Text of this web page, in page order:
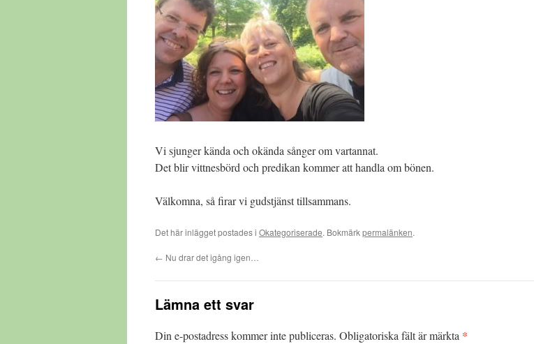
Vi sjunger kända och okända sånger om vartannat.
Det blir vittnesbörd och predikan kommer att handla om bönen.
Välkomna, så firar vi gudstjänst tillsammans.
Det här inlägget postades i Okategoriserade. Bokmärkpermalänken.
← Nu drar det igång igen…
Lämna ett svar
Din e-postadress kommer inte publiceras. Obligatoriska fält är märkta *